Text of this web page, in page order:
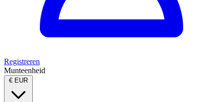
Registreren
Munteenheid
€ EUR